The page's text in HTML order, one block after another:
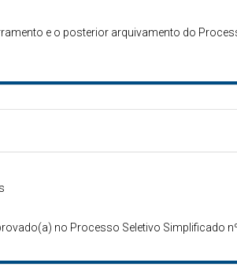
e o posterior arquivamento do
no Processo Seletivo Simplificado